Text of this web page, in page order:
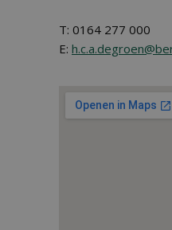
T: 0164 277 000
E: